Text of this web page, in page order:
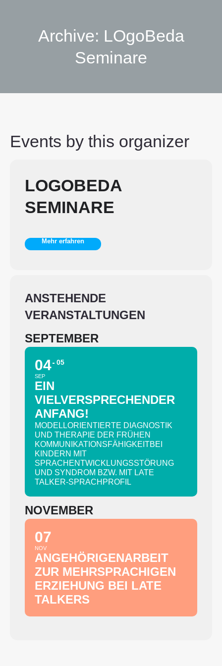
Archive: LOgoBeda
Seminare
Events by this organizer
LOGOBEDA
SEMINARE
Mehr erfahren
ANSTEHENDE
VERANSTALTUNGEN
SEPTEMBER
04
SEP
05
EIN
VIELVERSPRECHENDER
ANFANG!
MODELLORIENTIERTE DIAGNOSTIK
UND THERAPIE DER FRÜHEN
KOMMUNIKATIONSFÄHIGKEITBEI
KINDERN MIT
SPRACHENTWICKLUNGSSTÖRUNG
UND SYNDROM BZW. MIT LATE
TALKER-SPRACHPROFIL
NOVEMBER
07
NOV
ANGEHÖRIGENARBEIT
ZUR MEHRSPRACHIGEN
ERZIEHUNG BEI LATE
TALKERS